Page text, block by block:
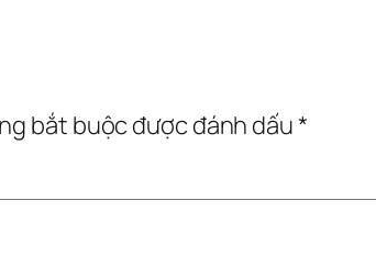
bắt buộc được đánh dấu*